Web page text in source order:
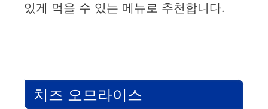
있게 먹을 수 있는 메뉴로 추천합니다.
치즈 오므라이스